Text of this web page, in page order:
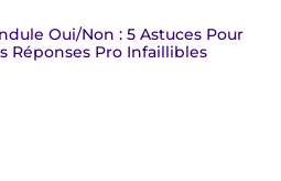
Oui/non : 5 Astuces Pour
Réponses Pro Infaillibles